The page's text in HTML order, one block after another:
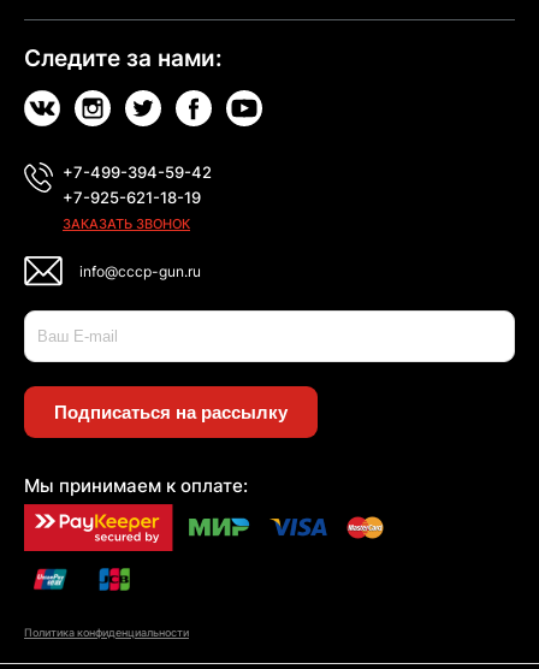
Следите за нами:
+7-499-394-59-42
+7-925-621-18-19
ЗАКАЗАТЬ ЗВОНОК
info@cccp-gun.ru
Подписаться на рассылку
Мы принимаем к оплате:
Политика конфиденциальности